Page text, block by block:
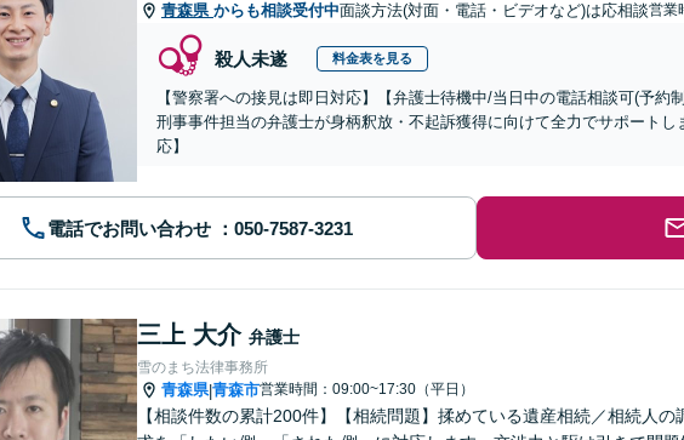
青森県 からも相談受付中面談方法(対面・電話・ビデオなど)は応相談営業
殺人未遂 料金表を見る
【警察署への接見は即日対応】【弁護士待機中/当日中の電話相談可(予約
刑事事件担当の弁護士が身柄釈放・不起訴獲得に向けて全力でサポート
応】
電話でお問い合わせ
三上 大介 弁護士
雪のまち法律事務所
青森県|青森市営業時間：09:00~17:30（平日）
【相談件数の累計200件】【相続問題】揉めている遺産相続／相続人